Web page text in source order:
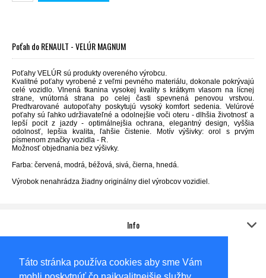
Táto stránka používa cookies aby sme Vám
Poťah do RENAULT - VELÚR MAGNUM
Poťahy VELÚR sú produkty overeného výrobcu.
Kvalitné poťahy vyrobené z veľmi pevného materiálu, dokonale pokrývajú
celé vozidlo. Vlnená tkanina vysokej kvality s krátkym vlasom na lícnej
strane, vnútorná strana po celej časti spevnená penovou vrstvou.
Predtvarované autopoťahy poskytujú vysoký komfort sedenia. Velúrové
poťahy sú ľahko udržiavateľné a odolnejšie voči oteru - dlhšia životnosť a
lepší pocit z jazdy - optimálnejšia ochrana, elegantný design, vyššia
odolnosť, lepšia kvalita, ľahšie čistenie. Motív výšivky: orol s prvým
písmenom značky vozidla - R.
Možnosť objednania bez výšivky.
Farba: červená, modrá, béžová, sivá, čierna, hnedá.
Výrobok nenahrádza žiadny originálny diel výrobcov vozidiel.
Info
Sídlo
AUTO-KOVO,s.r.o.